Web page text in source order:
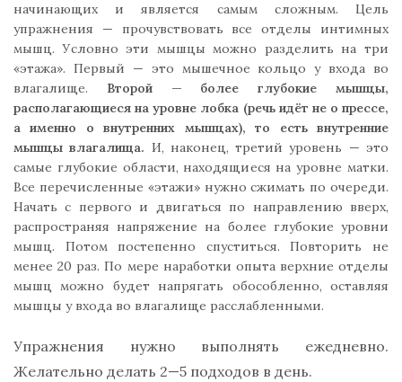
начинающих и является самым сложным. Цель
упражнения — прочувствовать все отделы интимных
мышц. Условно эти мышцы можно разделить на три
«этажа». Первый — это мышечное кольцо у входа во
влагалище. Второй — более глубокие мышцы,
располагающиеся на уровне лобка (речь идёт не о прессе,
а именно о внутренних мышцах), то есть внутренние
мышцы влагалища. И, наконец, третий уровень — это
самые глубокие области, находящиеся на уровне матки.
Все перечисленные «этажи» нужно сжимать по очереди.
Начать с первого и двигаться по направлению вверх,
распространяя напряжение на более глубокие уровни
мышц. Потом постепенно спуститься. Повторить не
менее 20 раз. По мере наработки опыта верхние отделы
мышц можно будет напрягать обособленно, оставляя
мышцы у входа во влагалище расслабленными.
Упражнения нужно выполнять ежедневно.
Желательно делать 2—5 подходов в день.